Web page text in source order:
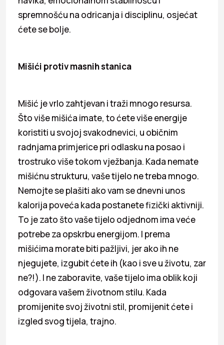
spremnošću na odricanja i disciplinu, osjećat
ćete se bolje.
Mišići protiv masnih stanica
Mišić je vrlo zahtjevan i traži mnogo resursa.
Što više mišića imate, to ćete više energije
koristiti u svojoj svakodnevici, u običnim
radnjama primjerice pri odlasku na posao i
trostruko više tokom vježbanja. Kada nemate
mišićnu strukturu, vaše tijelo ne treba mnogo.
Nemojte se plašiti ako vam se dnevni unos
kalorija poveća kada postanete fizički aktivniji.
To je zato što vaše tijelo odjednom ima veće
potrebe za opskrbu energijom. I prema
mišićima morate biti pažljivi, jer ako ih ne
njegujete, izgubit ćete ih (kao i sve u životu, zar
ne?!). I ne zaboravite, vaše tijelo ima oblik koji
odgovara vašem životnom stilu. Kada
promijenite svoj životni stil, promijenit ćete i
izgled svog tijela, trajno.